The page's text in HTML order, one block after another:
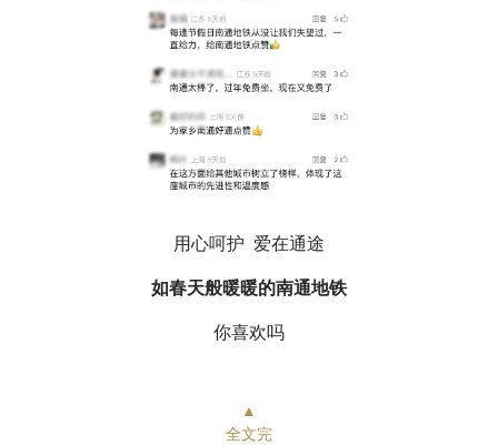
用心呵护 爱在通途
如春天般暖暖的南通地铁
你喜欢吗
▲
全文完